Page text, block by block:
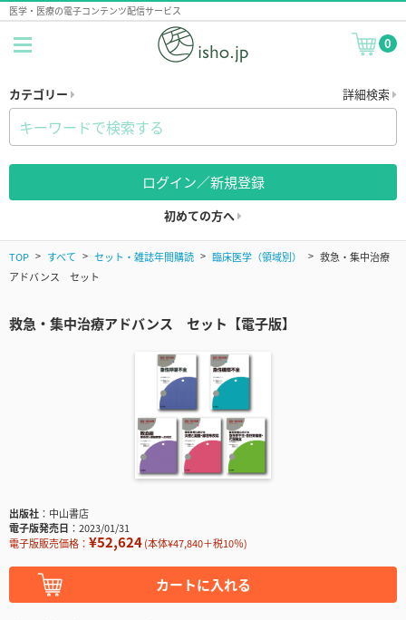
医学・医療の電子コンテンツ配信サービス
0
カテゴリー 詳細検索
ログイン／新規登録
初めての方へ
TOP すべて セット・雑誌年間購読 臨床医学（領域別）
救急・集中治療
アドバンス セット
救急・集中治療アドバンス セット【電子版】
出版社
中山書店
電子版発売日
2023/01/31
電子版販売価格： ¥52,624(本体¥47,840＋税10％)
カートに入れる